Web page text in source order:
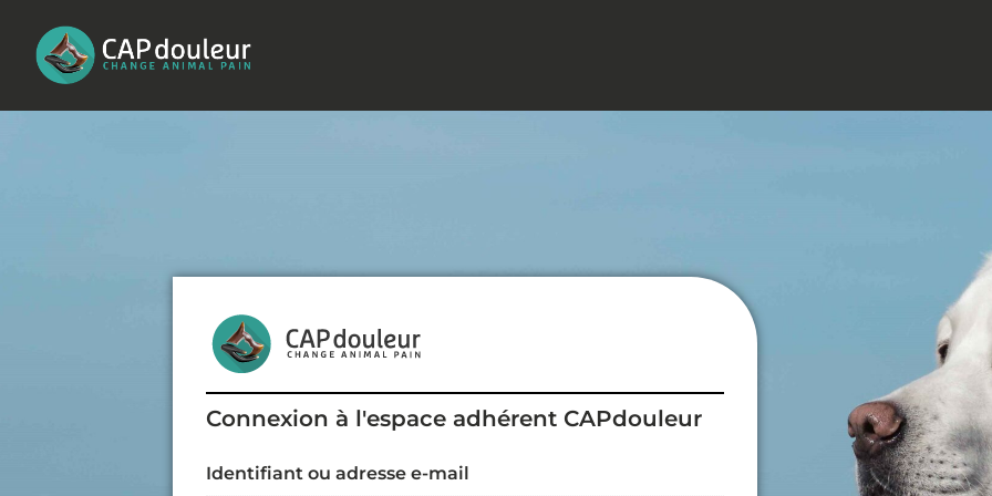
contenu
Connexion à l'espace adhérent CAPdouleur
Identifiant ou adresse e-mail